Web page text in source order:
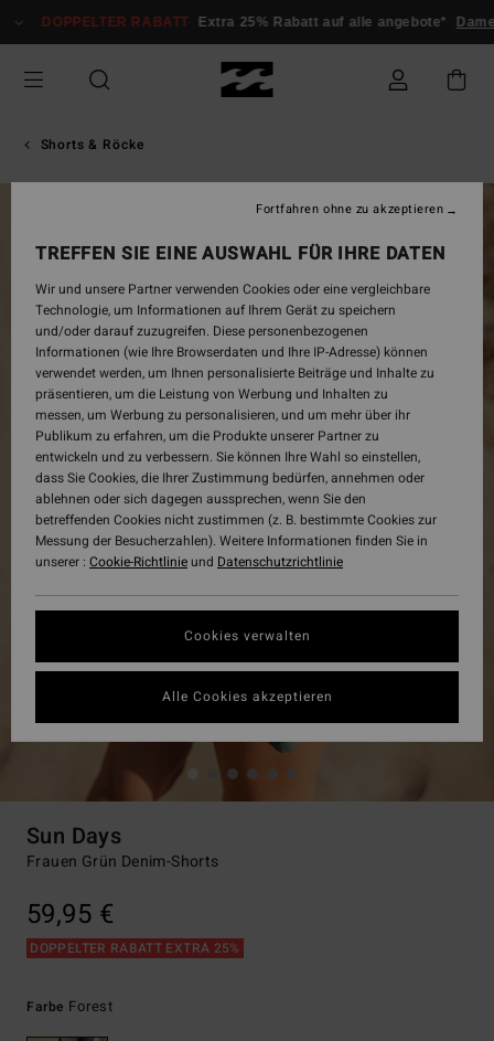
zur
springen
DOPPELTER RABATT Extra 25% Rabatt auf alle angebote* Damen
Shorts & Röcke
Sun Days
Frauen Grün Denim-Shorts
59,95 €
DOPPELTER RABATT EXTRA 25%
Farbe Forest
TREFFEN SIE EINE AUSWAHL FÜR IHRE DATEN
Wir und unsere Partner verwenden Cookies oder eine vergleichbare
Technologie, um Informationen auf Ihrem Gerät zu speichern
und/oder darauf zuzugreifen. Diese personenbezogenen
Informationen (wie Ihre Browserdaten und Ihre IP-Adresse) können
verwendet werden, um Ihnen personalisierte Beiträge und Inhalte zu
präsentieren, um die Leistung von Werbung und Inhalten zu
messen, um Werbung zu personalisieren, und um mehr über ihr
Publikum zu erfahren, um die Produkte unserer Partner zu
entwickeln und zu verbessern. Sie können Ihre Wahl so einstellen,
dass Sie Cookies, die Ihrer Zustimmung bedürfen, annehmen oder
ablehnen oder sich dagegen aussprechen, wenn Sie den
betreffenden Cookies nicht zustimmen (z. B. bestimmte Cookies zur
Messung der Besucherzahlen). Weitere Informationen finden Sie in
unserer : Cookie-Richtlinieund Datenschutzrichtlinie
Cookies verwalten
Fortfahren ohne zu akzeptieren
Alle Cookies akzeptieren